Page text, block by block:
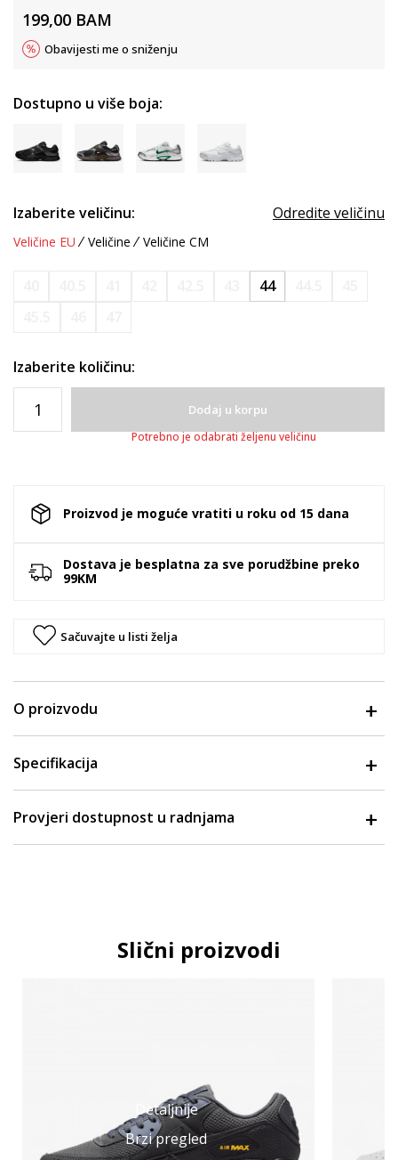
199,00 BAM
Obavijesti me o sniženju
Dostupno u više boja:
Izaberite veličinu: Odredite veličinu
Veličine EU Veličine Veličine CM
44
Izaberite količinu:
Dodaj u korpu
Potrebno je odabrati željenu veličinu
Proizvod je moguće vratiti u roku od 15 dana
Dostava je besplatna za sve porudžbine preko
99KM
Sačuvajte u listi želja
O proizvodu
Specifikacija
Provjeri dostupnost u radnjama
Slični proizvodi
Detaljnije
Brzi pregled